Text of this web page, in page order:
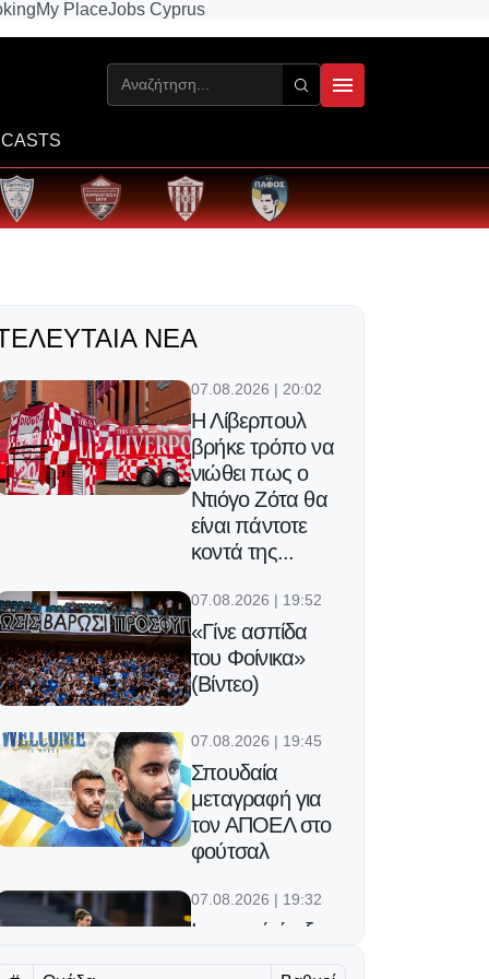
My PlaceJobs Cyprus
ΝΈΑ
07.08.2026 | 20:02
Η Λίβερπουλ
βρήκε τρόπο να
νιώθει πως ο
Ντιόγο Ζότα θα
είναι πάντοτε
κοντά της...
07.08.2026 | 19:52
«Γίνε ασπίδα
του Φοίνικα»
(Βίντεο)
07.08.2026 | 19:45
Σπουδαία
μεταγραφή για
τον ΑΠΟΕΛ στο
φούτσαλ
07.08.2026 | 19:32
Ισπανική άφιξη